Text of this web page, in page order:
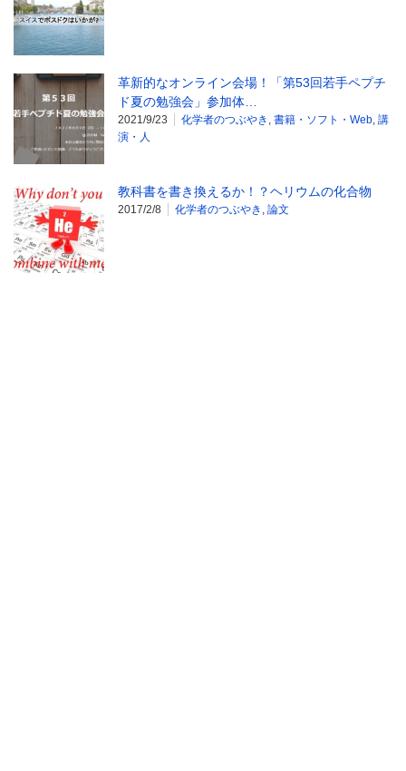
革新的なオンライン会場！「第53回若手ペプチ
ド夏の勉強会」参加体…
2021/9/23 化学者のつぶやき , 書籍・ソフト・Web, 講
演・人
教科書を書き換えるか！？ヘリウムの化合物
2017/2/8 化学者のつぶやき , 論文